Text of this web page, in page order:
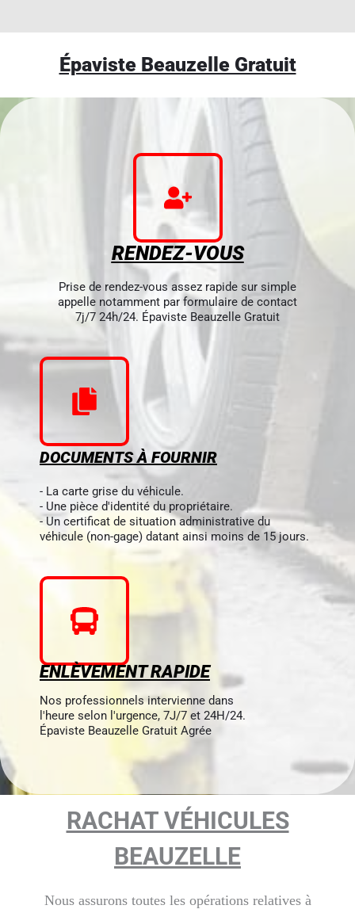
Épaviste Beauzelle Gratuit
RENDEZ-VOUS
Prise de rendez-vous assez rapide sur simple
appelle notamment par formulaire de contact
7j/7 24h/24. Épaviste Beauzelle Gratuit
DOCUMENTS À FOURNIR
- La carte grise du véhicule.
- Une pièce d'identité du propriétaire.
- Un certificat de situation administrative du
véhicule (non-gage) datant ainsi moins de 15 jours.
ENLÈVEMENT RAPIDE
Nos professionnels intervienne dans
l'heure selon l'urgence, 7J/7 et 24H/24.
Épaviste Beauzelle Gratuit Agrée
RACHAT VÉHICULES
BEAUZELLE
Nous assurons toutes les opérations relatives à